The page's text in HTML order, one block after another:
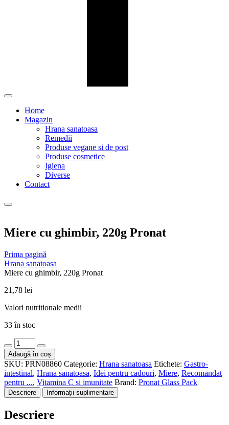
Home
Magazin
Hrana sanatoasa
Remedii
Produse vegane si de post
Produse cosmetice
Igiena
Diverse
Contact
Miere cu ghimbir, 220g Pronat
Prima pagină
Hrana sanatoasa
Miere cu ghimbir, 220g Pronat
21,78 lei
Valori nutritionale medii
33 în stoc
Cantitate
Miere
cu
ghimbir,
220g
Pronat
Adaugă în coș
SKU: PRN08860 Categorie: Hrana sanatoasa Etichete: Gastro-
intestinal, Hrana sanatoasa, Idei pentru cadouri, Miere, Recomandat
pentru ..., Vitamina C si imunitate Brand: Pronat Glass Pack
Descriere Informații suplimentare
Descriere